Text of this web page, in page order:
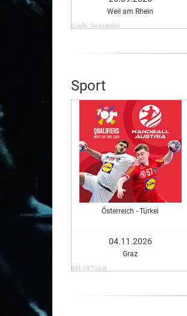
Weil am Rhein
Quelle: Veranstalter
Sport
Österreich - Türkei
04.11.2026
Graz
Bild: OETicket